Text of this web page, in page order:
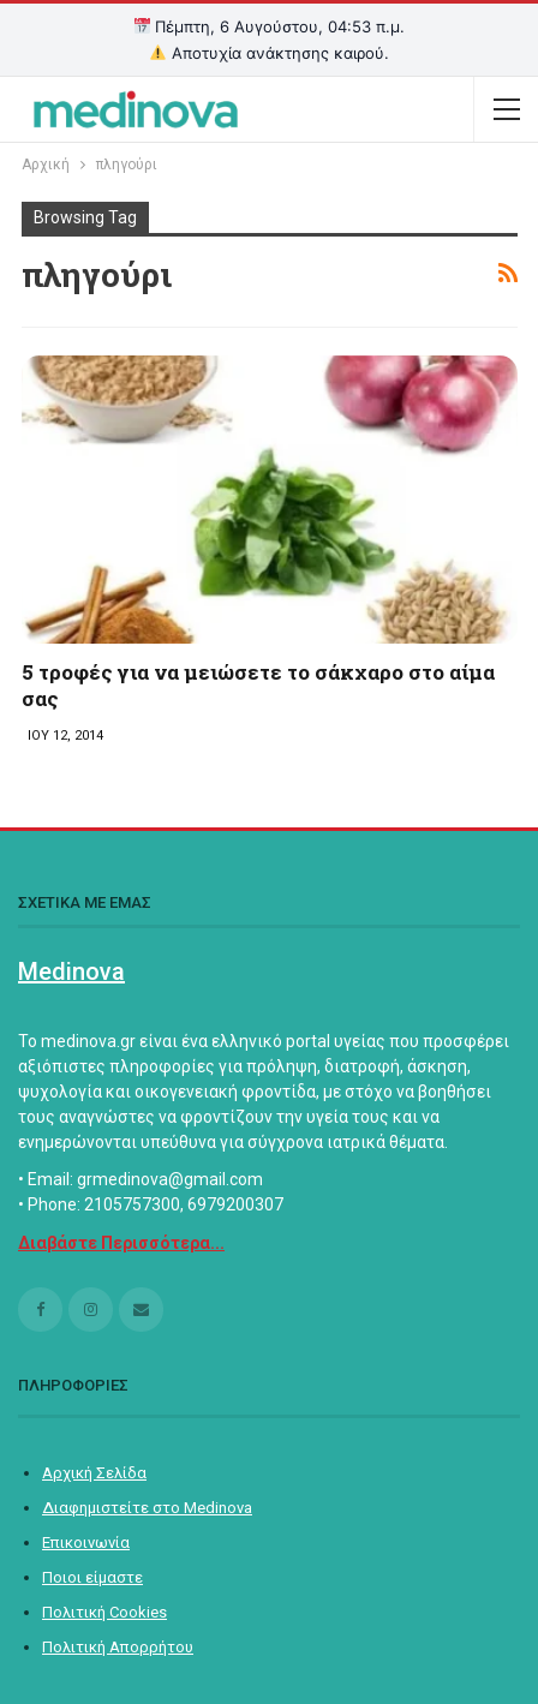
Πέμπτη, 6 Αυγούστου, 04:53 π.μ.
Αποτυχία ανάκτησης καιρού.
Αρχική πληγούρι
Browsing Tag
πληγούρι
5 τροφές για να μειώσετε το σάκχαρο στο αίμα
σας
ΙΟΥ 12, 2014
ΣΧΕΤΙΚΑ ΜΕ ΕΜΑΣ
Medinova
Το medinova.gr είναι ένα ελληνικό portal υγείας που προσφέρει
αξιόπιστες πληροφορίες για πρόληψη, διατροφή, άσκηση,
ψυχολογία και οικογενειακή φροντίδα, με στόχο να βοηθήσει
τους αναγνώστες να φροντίζουν την υγεία τους και να
ενημερώνονται υπεύθυνα για σύγχρονα ιατρικά θέματα.
• Email: grmedinova@gmail.com
• Phone: 2105757300, 6979200307
Διαβάστε Περισσότερα...
ΠΛΗΡΟΦΟΡΙΕΣ
Αρχική Σελίδα
Διαφημιστείτε στο Medinova
Επικοινωνία
Ποιοι είμαστε
Πολιτική Cookies
Πολιτική Απορρήτου